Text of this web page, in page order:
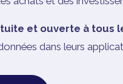
et ouverte à tous
dans leurs